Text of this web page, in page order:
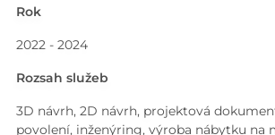
Rok
2022 - 2024
Rozsah služeb
3D návrh, 2D návrh, projektová
povolení, inženýring, výroba nábytku na